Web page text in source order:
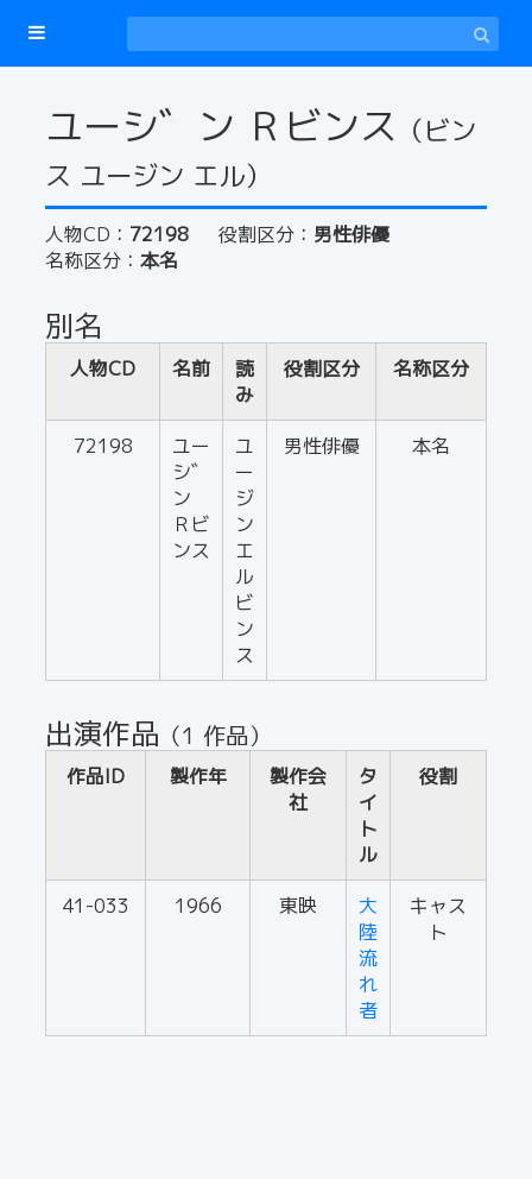
ユーシ゛ン Ｒビンス （ビン
ス ユージン エル）
人物CD： 72198 役割区分： 男性俳優
名称区分： 本名
別名
人物CD 名前
読
み
役割区分 名称区分
72198
ユー
シ゛
ン
Ｒビ
ンス
ユ
ー
ジ
ン
エ
ル
ビ
ン
ス
男性俳優 本名
出演作品 （1 作品）
作品ID 製作年
製作会
社
タ
イ
ト
ル
役割
41-033 1966 東映
大
陸
流
れ
者
キャス
ト